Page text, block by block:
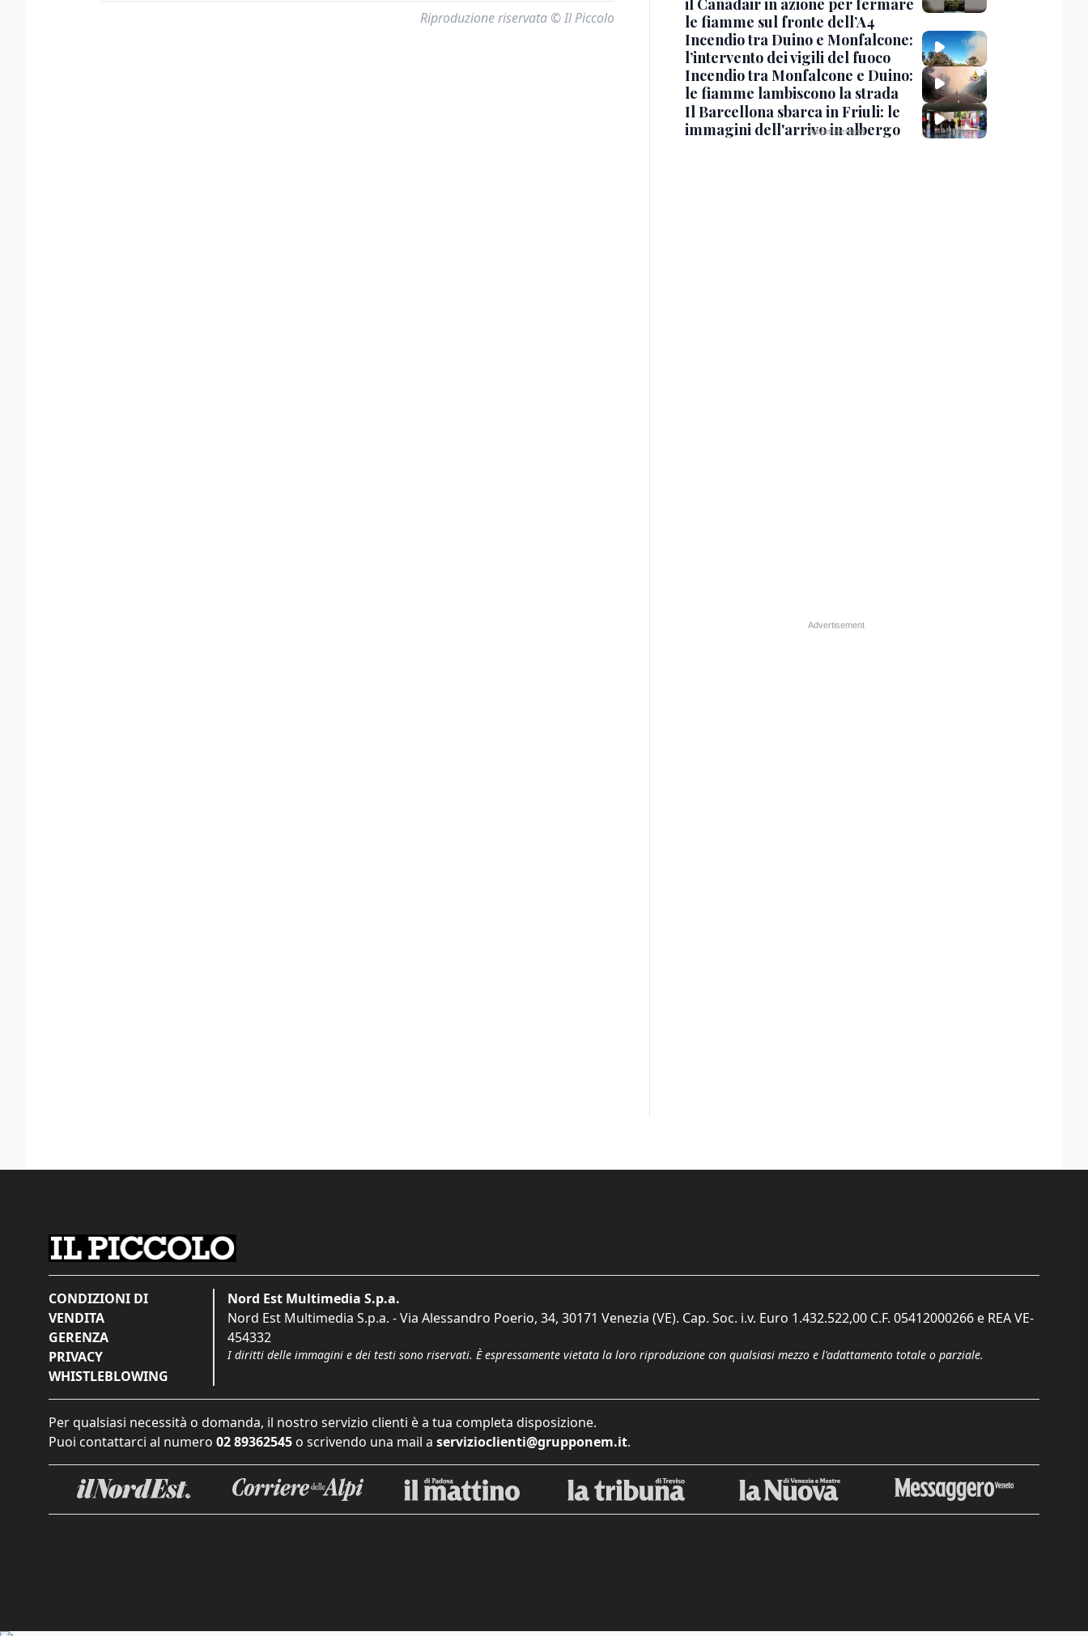
Riproduzione riservata © Il Piccolo
il Canadair in azione per fermare
le fiamme sul fronte dell’A4
Incendio tra Duino e Monfalcone:
l’intervento dei vigili del fuoco
Incendio tra Monfalcone e Duino:
le fiamme lambiscono la strada
Il Barcellona sbarca in Friuli: le
immagini dell'arrivo in albergo
CONDIZIONI DI
VENDITA
GERENZA
PRIVACY
WHISTLEBLOWING
Nord Est Multimedia S.p.a.
Nord Est Multimedia S.p.a. - Via Alessandro Poerio, 34, 30171 Venezia (VE). Cap. Soc. i.v. Euro 1.432.522,00 C.F. 05412000266 e REA VE-
454332
I diritti delle immagini e dei testi sono riservati. È espressamente vietata la loro riproduzione con qualsiasi mezzo e l'adattamento totale o parziale.
Per qualsiasi necessità o domanda, il nostro servizio clienti è a tua completa disposizione.
Puoi contattarci al numero 02 89362545 o scrivendo una mail a servizioclienti@grupponem.it.